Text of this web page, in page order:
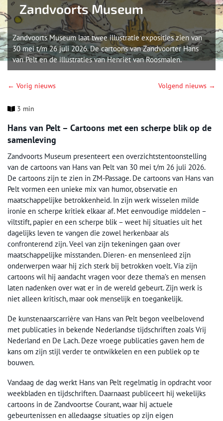
Zandvoorts Museum
Zandvoorts Museum laat twee illustratie exposities zien van
30 mei t/m 26 juli 2026. De cartoons van Zandvoorter Hans
van Pelt en de illustraties van Henriët van Roosmalen.
← Vorig nieuws Volgend nieuws →
3 min
Hans van Pelt – Cartoons met een scherpe blik op de
samenleving
Zandvoorts Museum presenteert een overzichtstentoonstelling
van de cartoons van Hans van Pelt van 30 mei t/m 26 juli 2026.
De cartoons zijn te zien in ZM-Passage. De cartoons van Hans van
Pelt vormen een unieke mix van humor, observatie en
maatschappelijke betrokkenheid. In zijn werk wisselen milde
ironie en scherpe kritiek elkaar af. Met eenvoudige middelen –
viltstift, papier en een scherpe blik – weet hij situaties uit het
dagelijks leven te vangen die zowel herkenbaar als
confronterend zijn. Veel van zijn tekeningen gaan over
maatschappelijke misstanden. Dieren- en mensenleed zijn
onderwerpen waar hij zich sterk bij betrokken voelt. Via zijn
cartoons wil hij aandacht vragen voor deze thema’s en mensen
laten nadenken over wat er in de wereld gebeurt. Zijn werk is
niet alleen kritisch, maar ook menselijk en toegankelijk.
De kunstenaarscarrière van Hans van Pelt begon veelbelovend
met publicaties in bekende Nederlandse tijdschriften zoals Vrij
Nederland en De Lach. Deze vroege publicaties gaven hem de
kans om zijn stijl verder te ontwikkelen en een publiek op te
bouwen.
Vandaag de dag werkt Hans van Pelt regelmatig in opdracht voor
weekbladen en tijdschriften. Daarnaast publiceert hij wekelijks
cartoons in de Zandvoortse Courant, waar hij actuele
gebeurtenissen en alledaagse situaties op zijn eigen